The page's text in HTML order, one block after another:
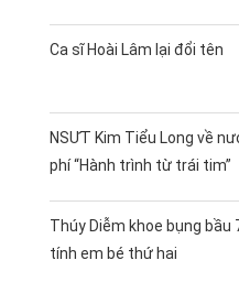
Ca sĩ Hoài Lâm lại đổi tên
NSƯT Kim Tiểu Long về
phí “Hành trình từ trái tim”
Thúy Diễm khoe bụng
tính em bé thứ hai